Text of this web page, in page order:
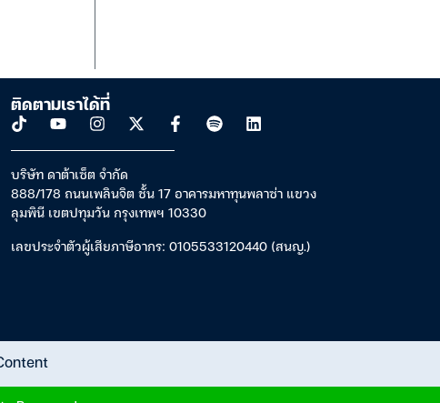
ติดตามเราได้ที่
บริษัท ดาต้าเซ็ต จำกัด
888/178 ถนนเพลินจิต ชั้น 17 อาคารมหาทุนพลาซ่า แขวง
ลุมพินี เขตปทุมวัน กรุงเทพฯ 10330
เลขประจำตัวผู้เสียภาษีอากร: 0105533120440 (สนญ.)